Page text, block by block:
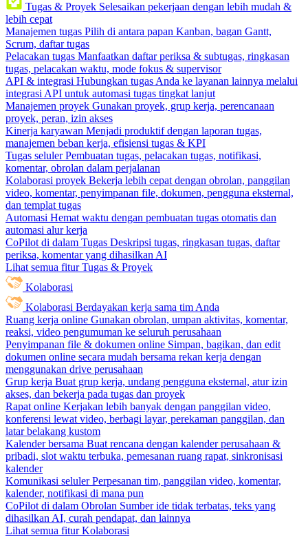
Tugas & Proyek Selesaikan pekerjaan dengan lebih mudah &
lebih cepat
Manajemen tugas Pilih di antara papan Kanban, bagan Gantt,
Scrum, daftar tugas
Pelacakan tugas Manfaatkan daftar periksa & subtugas, ringkasan
tugas, pelacakan waktu, mode fokus & supervisor
API & integrasi Hubungkan tugas Anda ke layanan lainnya melalui
integrasi API untuk automasi tugas tingkat lanjut
Manajemen proyek Gunakan proyek, grup kerja, perencanaan
proyek, peran, izin akses
Kinerja karyawan Menjadi produktif dengan laporan tugas,
manajemen beban kerja, efisiensi tugas & KPI
Tugas seluler Pembuatan tugas, pelacakan tugas, notifikasi,
komentar, obrolan dalam perjalanan
Kolaborasi proyek Bekerja lebih cepat dengan obrolan, panggilan
video, komentar, penyimpanan file, dokumen, pengguna eksternal,
dan templat tugas
Automasi Hemat waktu dengan pembuatan tugas otomatis dan
automasi alur kerja
CoPilot di dalam Tugas Deskripsi tugas, ringkasan tugas, daftar
periksa, komentar yang dihasilkan AI
Lihat semua fitur Tugas & Proyek
Kolaborasi
Kolaborasi Berdayakan kerja sama tim Anda
Ruang kerja online Gunakan obrolan, umpan aktivitas, komentar,
reaksi, video pengumuman ke seluruh perusahaan
Penyimpanan file & dokumen online Simpan, bagikan, dan edit
dokumen online secara mudah bersama rekan kerja dengan
menggunakan drive perusahaan
Grup kerja Buat grup kerja, undang pengguna eksternal, atur izin
akses, dan bekerja pada tugas dan proyek
Rapat online Kerjakan lebih banyak dengan panggilan video,
konferensi lewat video, berbagi layar, perekaman panggilan, dan
latar belakang kustom
Kalender bersama Buat rencana dengan kalender perusahaan &
pribadi, slot waktu terbuka, pemesanan ruang rapat, sinkronisasi
kalender
Komunikasi seluler Perpesanan tim, panggilan video, komentar,
kalender, notifikasi di mana pun
CoPilot di dalam Obrolan Sumber ide tidak terbatas, teks yang
dihasilkan AI, curah pendapat, dan lainnya
Lihat semua fitur Kolaborasi